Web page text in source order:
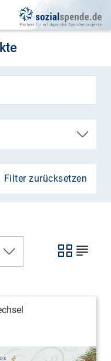
Filter zurücksetzen